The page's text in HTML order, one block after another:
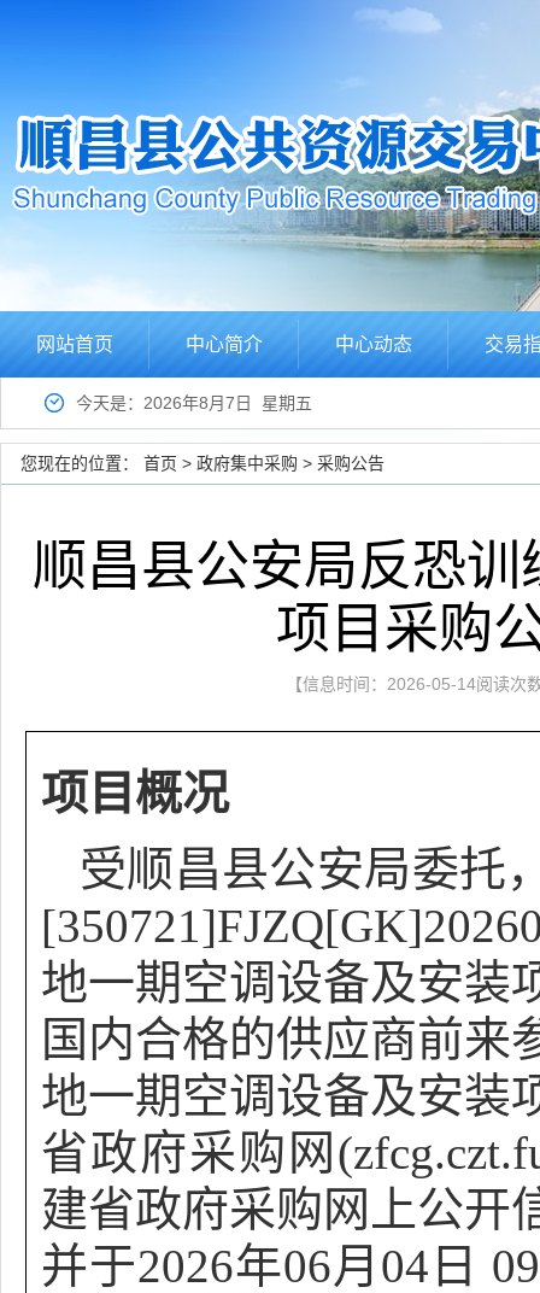
网站首页 中心简介 中心动态 交易
今天是：2026年8月7日 星期五
您现在的位置： 首页 > 政府集中采购 > 采购公告
顺昌县公安局反恐
项目采购
【信息时间：2026-05-14阅读次
项目概况
受顺昌县公安局委托
地一期空调设备及安装
国内合格的供应商前来
地一期空调设备及安装
省政府采购网
建省政府采购网上公开
并于2026年06月04日